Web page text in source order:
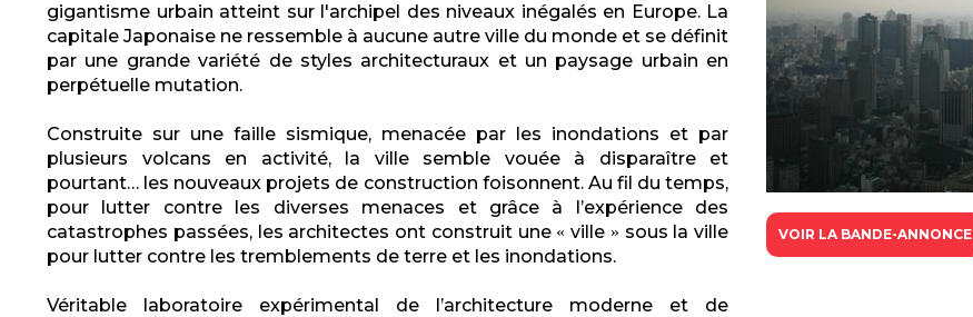
gigantisme urbain atteint sur l'archipel des niveaux inégalés en Europe. La
capitale Japonaise ne ressemble à aucune autre ville du monde et se définit
par une grande variété de styles architecturaux et un paysage urbain en
perpétuelle mutation.
Construite sur une faille sismique, menacée par les inondations et par
plusieurs volcans en activité, la ville semble vouée à disparaître et
pourtant… les nouveaux projets de construction foisonnent. Au fil du temps,
pour lutter contre les diverses menaces et grâce à l’expérience des
catastrophes passées, les architectes ont construit une «ville » sous la ville
pour lutter contre les tremblements de terre et les inondations.
Véritable laboratoire expérimental de l’architecture moderne et de
VOIR LA BANDE-ANNONCE